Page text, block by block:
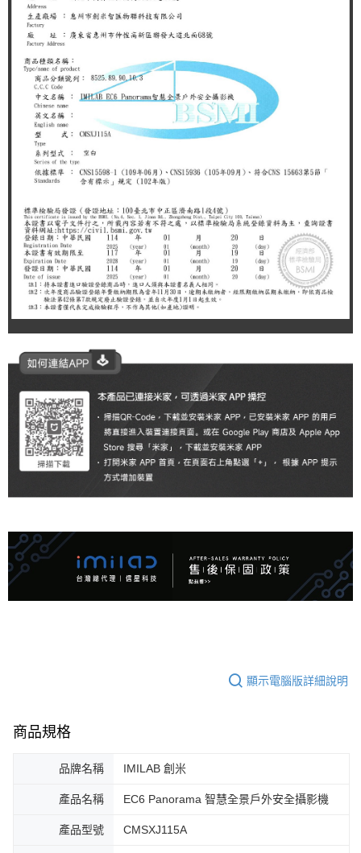
顯示電腦版詳細說明
商品規格
品牌名稱 IMILAB 創米
產品名稱 EC6 Panorama 智慧全景戶外安全攝影機
產品型號 CMSXJ115A